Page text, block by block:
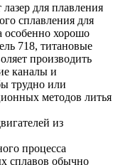
для плавления
сплавления для
особенно хорошо
718, титановые
производить
каналы и
трудно или
методов литья
из
процесса
сплавов обычно